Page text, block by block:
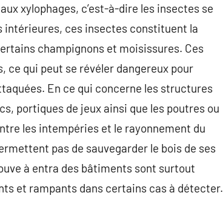
xylophages, c’est-à-dire les insectes se
intérieures, ces insectes constituent la
champignons et moisissures. Ces
qui peut se révéler dangereux pour
En ce qui concerne les structures
portiques de jeux ainsi que les poutres ou
les intempéries et le rayonnement du
pas de sauvegarder le bois de ses
à entra des bâtiments sont surtout
et rampants dans certains cas à détecter.